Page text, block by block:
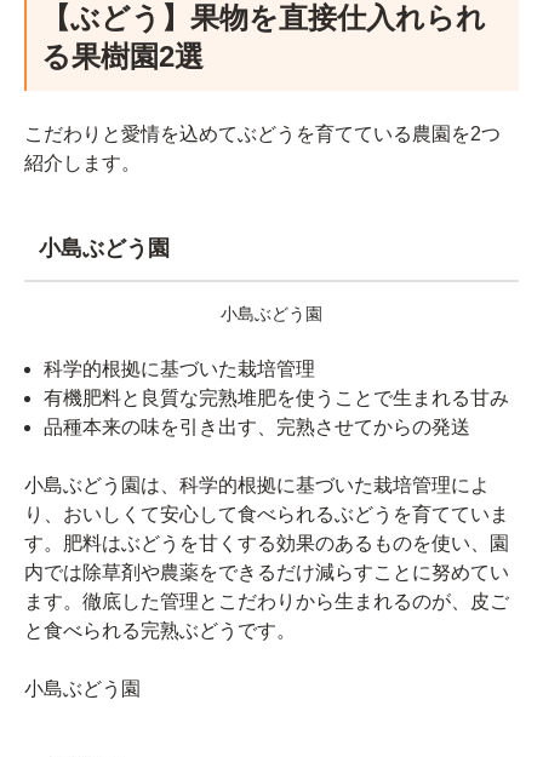
【ぶどう】果物を直接仕入れられ
る果樹園2選
こだわりと愛情を込めてぶどうを育てている農園を2つ
紹介します。
小島ぶどう園
小島ぶどう園
科学的根拠に基づいた栽培管理
有機肥料と良質な完熟堆肥を使うことで生まれる甘み
品種本来の味を引き出す、完熟させてからの発送
小島ぶどう園は、科学的根拠に基づいた栽培管理によ
り、おいしくて安心して食べられるぶどうを育てていま
す。肥料はぶどうを甘くする効果のあるものを使い、園
内では除草剤や農薬をできるだけ減らすことに努めてい
ます。徹底した管理とこだわりから生まれるのが、皮ご
と食べられる完熟ぶどうです。
小島ぶどう園